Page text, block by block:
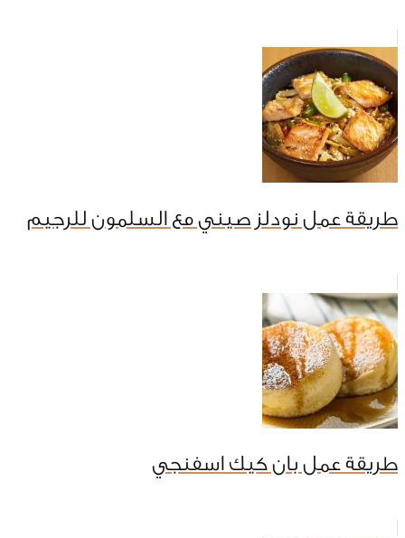
طريقة عمل نودلز صيني مع السلمون للرجيم
طريقة عمل بان كيك اسفنجي